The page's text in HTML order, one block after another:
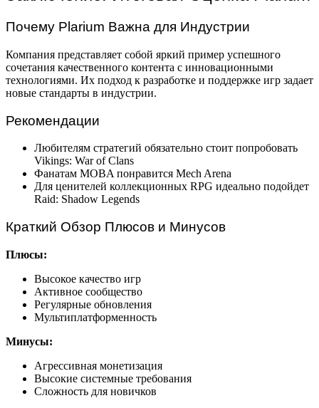
Почему Plarium Важна для Индустрии
Компания представляет собой яркий пример успешного
сочетания качественного контента с инновационными
технологиями. Их подход к разработке и поддержке игр задает
новые стандарты в индустрии.
Рекомендации
Любителям стратегий обязательно стоит попробовать
Vikings: War of Clans
Фанатам MOBA понравится Mech Arena
Для ценителей коллекционных RPG идеально подойдет
Raid: Shadow Legends
Краткий Обзор Плюсов и Минусов
Плюсы:
Высокое качество игр
Активное сообщество
Регулярные обновления
Мультиплатформенность
Минусы:
Агрессивная монетизация
Высокие системные требования
Сложность для новичков